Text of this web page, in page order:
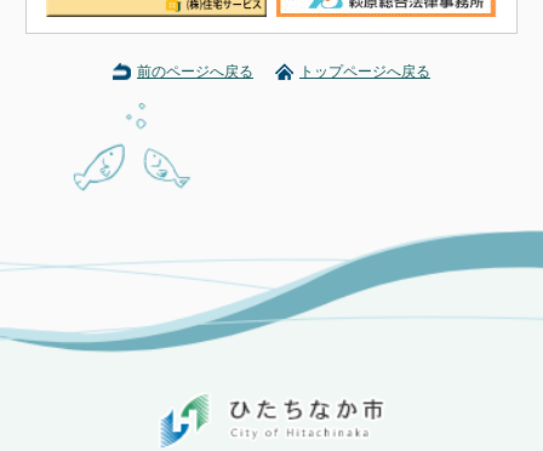
前のページへ戻る トップページへ戻る